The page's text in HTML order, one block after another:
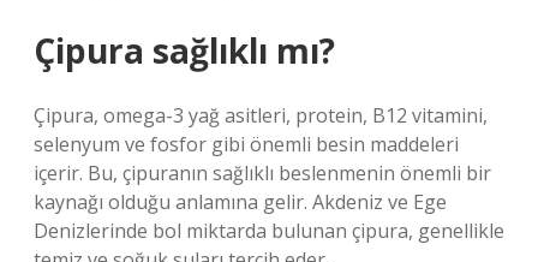
Çipura sağlıklı mı?
Çipura, omega-3 yağ asitleri, protein, B12 vitamini,
selenyum ve fosfor gibi önemli besin maddeleri
içerir. Bu, çipuranın sağlıklı beslenmenin önemli bir
kaynağı olduğu anlamına gelir. Akdeniz ve Ege
Denizlerinde bol miktarda bulunan çipura, genellikle